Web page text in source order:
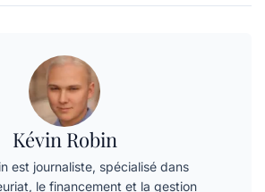
Kévin Robin
est journaliste, spécialisé dans
le financement et la gestion